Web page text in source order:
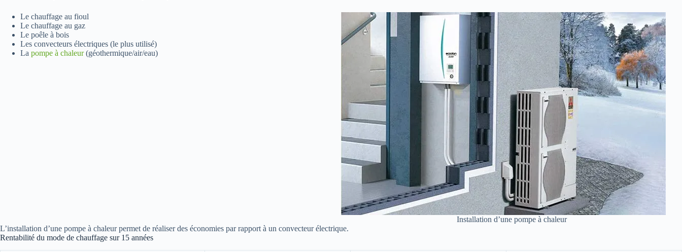
Le chauffage au fioul
Le chauffage au gaz
Le poêle à bois
Les convecteurs électriques (le plus utilisé)
La pompe à chaleur(géothermique/air/eau)
Installation d’une pompe à chaleur
L’installation d’une pompe à chaleur permet de réaliser des économies par rapport à un convecteur électrique.
Rentabilité du mode de chauffage sur 15 années